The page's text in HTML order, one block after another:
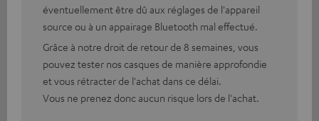
éventuellement être dû aux réglages de l'appareil
source ou à un appairage Bluetooth mal effectué.
Grâce à notre droit de retour de 8 semaines, vous
pouvez tester nos casques de manière approfondie
et vous rétracter de l'achat dans ce délai.
Vous ne prenez donc aucun risque lors de l'achat.